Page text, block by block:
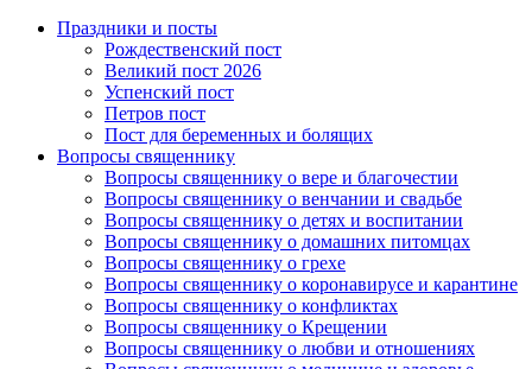
Праздники и посты
Рождественский пост
Великий пост 2026
Успенский пост
Петров пост
Пост для беременных и болящих
Вопросы священнику
Вопросы священнику о вере и благочестии
Вопросы священнику о венчании и свадьбе
Вопросы священнику о детях и воспитании
Вопросы священнику о домашних питомцах
Вопросы священнику о грехе
Вопросы священнику о коронавирусе и карантине
Вопросы священнику о конфликтах
Вопросы священнику о Крещении
Вопросы священнику о любви и отношениях